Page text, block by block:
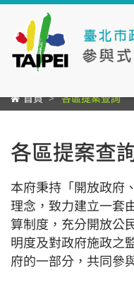
首頁 各區提案查詢
各區提案查
本府秉持「開放政府
理念，致力建立一套
算制度，充分開放公
明度及對政府施政之
府的一部分，共同參